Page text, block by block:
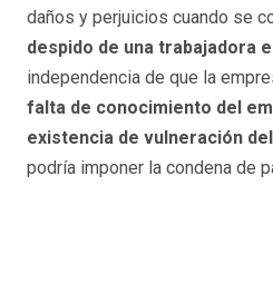
daños y perjuicios cuando se
despido de una trabajadora
independencia de que la
falta de conocimiento del
existencia de vulneración
podría imponer la condena de